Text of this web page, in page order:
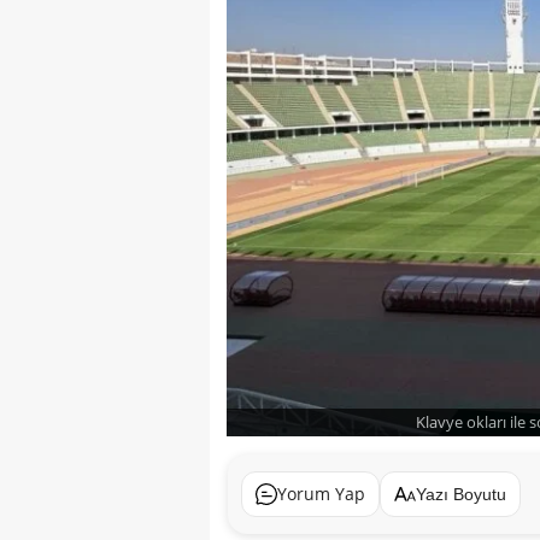
Klavye okları ile
Yorum Yap Yazı Boyutu